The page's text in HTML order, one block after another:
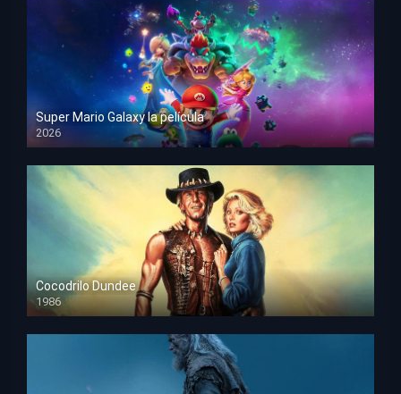
Super Mario Galaxy la película
2026
HD 1080p
Cocodrilo Dundee
1986
HD 1080p